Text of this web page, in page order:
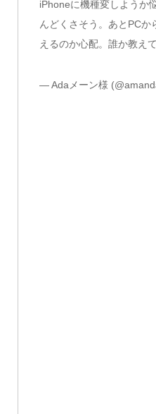
iPhoneに機種変しようか
んどくさそう。あとPCか
えるのか心配。誰か教えて
— Adaメーン様